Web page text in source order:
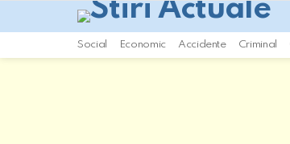
Social Economic Accidente Criminal